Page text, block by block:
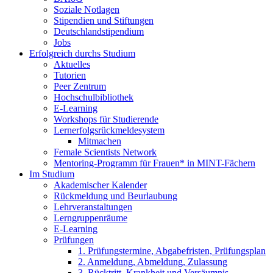
Soziale Notlagen
Stipendien und Stiftungen
Deutschlandstipendium
Jobs
Erfolgreich durchs Studium
Aktuelles
Tutorien
Peer Zentrum
Hochschulbibliothek
E-Learning
Workshops für Studierende
Lernerfolgsrückmeldesystem
Mitmachen
Female Scientists Network
Mentoring-Programm für Frauen* in MINT-Fächern
Im Studium
Akademischer Kalender
Rückmeldung und Beurlaubung
Lehrveranstaltungen
Lerngruppenräume
E-Learning
Prüfungen
1. Prüfungstermine, Abgabefristen, Prüfungsplan
2. Anmeldung, Abmeldung, Zulassung